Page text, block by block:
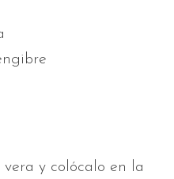
y colócalo en la